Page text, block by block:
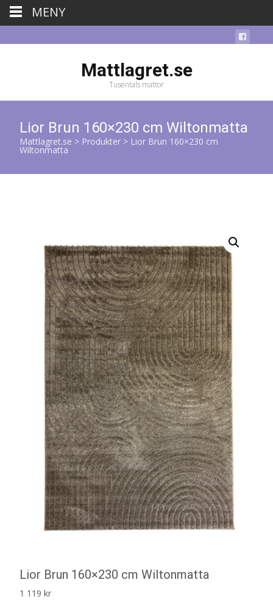
Mattlagret.se
Tusentals mattor
Lior Brun 160×230 cm Wiltonmatta
Mattlagret.se > Produkter > Lior Brun 160×230 cm
Wiltonmatta
Lior Brun 160×230 cm Wiltonmatta
1 119 kr
MENY